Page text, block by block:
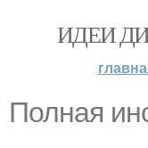
ИДЕИ
Полная